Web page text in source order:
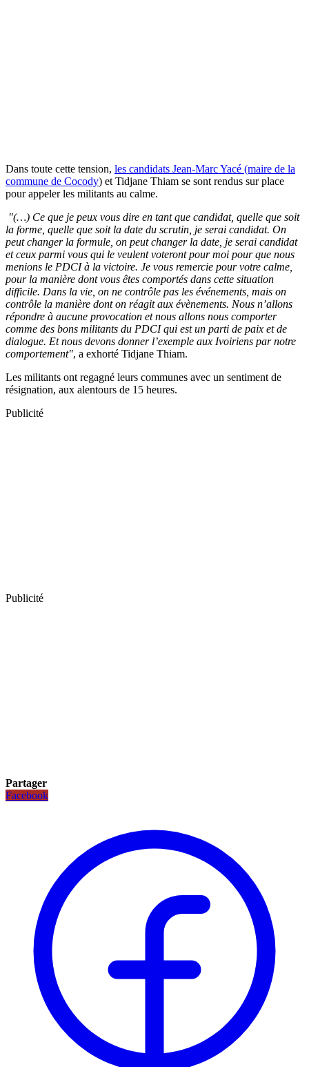
Dans toute cette tension, les candidats Jean-Marc Yacé (maire de la
commune de Cocody) et Tidjane Thiam se sont rendus sur place
pour appeler les militants au calme.
"(…) Ce que je peux vous dire en tant que candidat, quelle que soit
la forme, quelle que soit la date du scrutin, je serai candidat. On
peut changer la formule, on peut changer la date, je serai candidat
et ceux parmi vous qui le veulent voteront pour moi pour que nous
menions le PDCI à la victoire. Je vous remercie pour votre calme,
pour la manière dont vous êtes comportés dans cette situation
difficile. Dans la vie, on ne contrôle pas les événements, mais on
contrôle la manière dont on réagit aux évènements. Nous n’allons
répondre à aucune provocation et nous allons nous comporter
comme des bons militants du PDCI qui est un parti de paix et de
dialogue. Et nous devons donner l’exemple aux Ivoiriens par notre
comportement", a exhorté Tidjane Thiam.
Les militants ont regagné leurs communes avec un sentiment de
résignation, aux alentours de 15 heures.
Publicité
Publicité
Partager
Facebook